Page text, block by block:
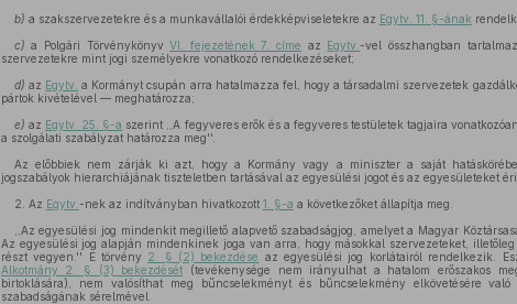
b) a szakszervezetekre és a munkavállalói érdekképviseletekre az Egytv. 11. §-ának
c) a Polgári TörvénykönyvVI. fejezetének 7. címe az Egytv.-vel összhangban
szervezetekre mint jogi személyekre vonatkozó rendelkezéseket;
d) az Egytv. a Kormányt csupán arra hatalmazza fel, hogy a társadalmi szervezetek
pártok kivételével — meghatározza;
e) az Egytv. 25. §-a szerint ,,A fegyveres erők és a fegyveres testületek tagjaira
a szolgálati szabályzat határozza meg''.
Az előbbiek nem zárják ki azt, hogy a Kormány vagy a miniszter a saját hatáskörébe
jogszabályok hierarchiájának tiszteletben tartásával az egyesülési jogot és az egyesületeket
2. Az Egytv. -nek az indítványban hivatkozott 1. §-a a következőket állapítja meg.
,,Az egyesülési jog mindenkit megillető alapvető szabadságjog, amelyet a Magyar
Az egyesülési jog alapján mindenkinek joga van arra, hogy másokkal szervezeteket,
részt vegyen.'' E törvény 2. § (2) bekezdése az egyesülési jog korlátairól rendelkezik.
Alkotmány 2. § (3) bekezdését (tevékenysége nem irányulhat a hatalom erőszakos
birtoklására), nem valósíthat meg bűncselekményt és bűncselekmény elkövetésére
szabadságának sérelmével.